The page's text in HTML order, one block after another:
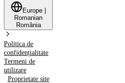
Europe
Romanian
România
Politica de
confidențialitate
Termeni de
utilizare
Proprietate site